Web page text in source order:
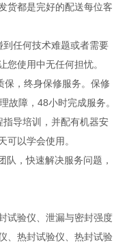
货都是完好的配送每位客
任何技术难题或者需要
您使用中无任何担忧。
保，终身保修服务。保修
故障，48小时完成服务。
导培训，并配有机器安
可以学会使用。
队，快速解决服务问题，
试验仪、泄漏与密封强度
、热封试验仪、热封试验